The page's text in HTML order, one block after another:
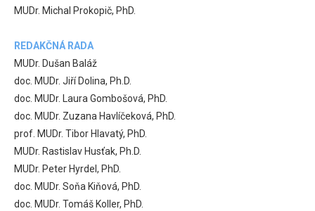
MUDr. Michal Prokopič, PhD.
REDAKČNÁ RADA
MUDr. Dušan Baláž
doc. MUDr. Jiří Dolina, Ph.D.
doc. MUDr. Laura Gombošová, PhD.
doc. MUDr. Zuzana Havlíčeková, PhD.
prof. MUDr. Tibor Hlavatý, PhD.
MUDr. Rastislav Husťak, Ph.D.
MUDr. Peter Hyrdel, PhD.
doc. MUDr. Soňa Kiňová, PhD.
doc. MUDr. Tomáš Koller, PhD.